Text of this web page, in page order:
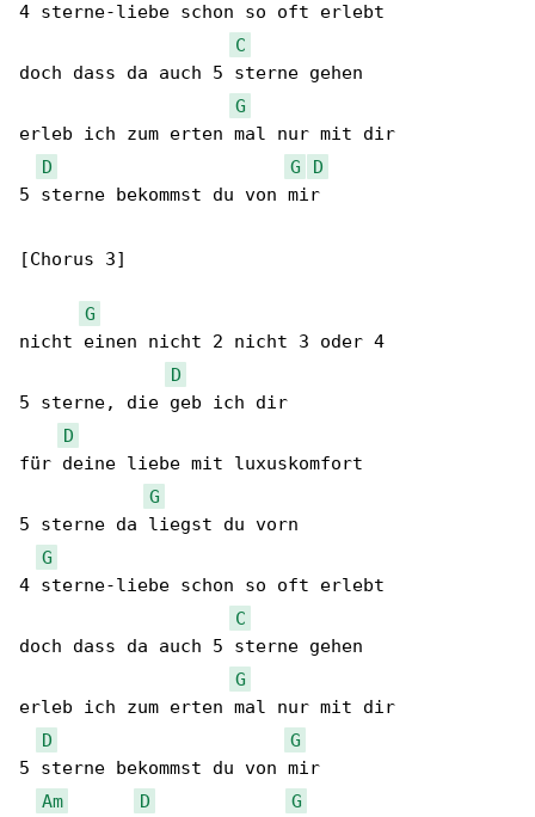
4 sterne-liebe schon so oft erlebt
C
doch dass da auch 5 sterne gehen
G
erleb ich zum erten mal nur mit dir
D
G
D
5 sterne bekommst du von mir
[Chorus 3]
G
nicht einen nicht 2 nicht 3 oder 4
D
5 sterne, die geb ich dir
D
für deine liebe mit luxuskomfort
G
5 sterne da liegst du vorn
G
4 sterne-liebe schon so oft erlebt
C
doch dass da auch 5 sterne gehen
G
erleb ich zum erten mal nur mit dir
D
G
5 sterne bekommst du von mir
Am
D
G